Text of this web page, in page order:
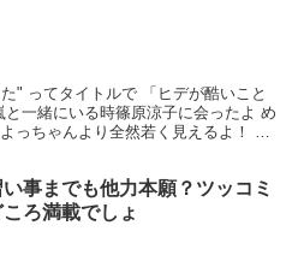
" ってタイトルで 「ヒデが酷いこと
一緒にいる時篠原涼子に会ったよ め
っちゃんより全然若く見えるよ！ マ
事までも他力本願？ツッコミ
ころ満載でしょ